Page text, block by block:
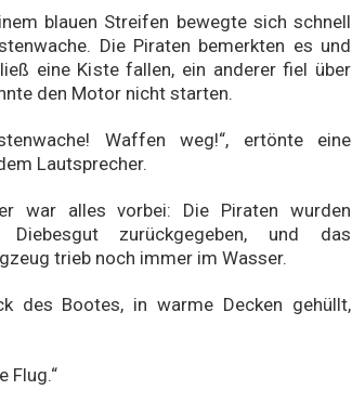
blauen Streifen bewegte sich schnell
Die Piraten bemerkten es und
eine Kiste fallen, ein anderer fiel über
den Motor nicht starten.
Waffen weg!“, ertönte eine
Lautsprecher.
war alles vorbei: Die Piraten wurden
Diebesgut zurückgegeben, und das
trieb noch immer im Wasser.
des Bootes, in warme Decken gehüllt,
Flug.“